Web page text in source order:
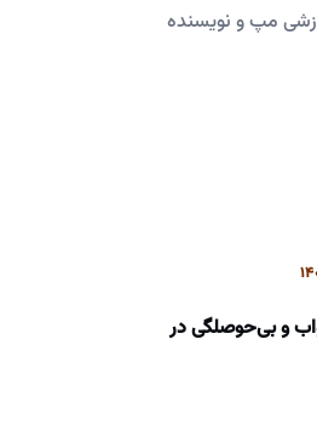
مپ و نویسنده
و بی‌حوصلگی در